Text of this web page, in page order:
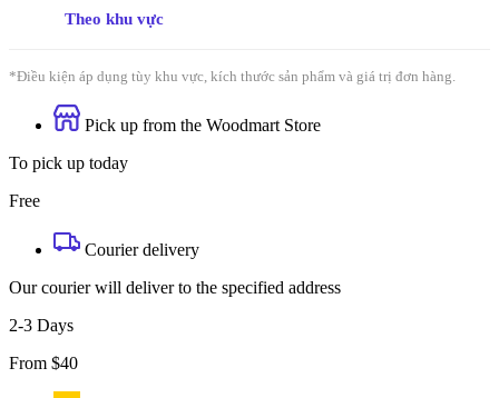
Theo khu vực
*Điều kiện áp dụng tùy khu vực, kích thước sản phẩm và giá trị đơn hàng.
Pick up from the Woodmart Store
To pick up today
Free
Courier delivery
Our courier will deliver to the specified address
2-3 Days
From $40